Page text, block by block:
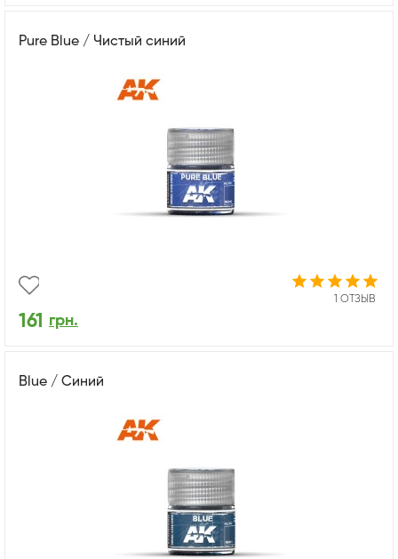
Pure Blue / Чистый синий
1 ОТЗЫВ
161 грн.
Blue / Синий